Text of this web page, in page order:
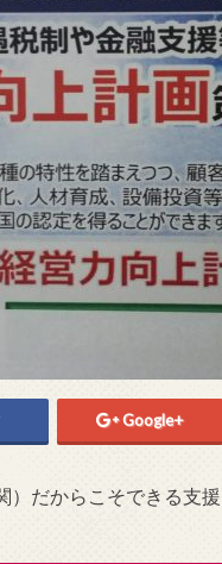
Google+
だからこそできる支